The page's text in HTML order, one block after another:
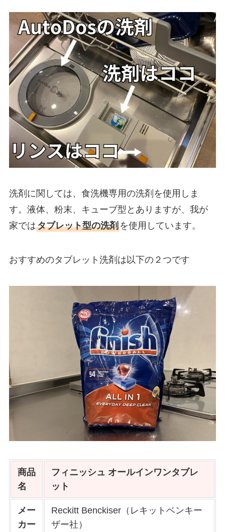
洗剤に関しては、食洗機専用の洗剤を使用しま
す。液体、粉末、キューブ型とありますが、我が
家ではタブレット型の洗剤を使用しています。
おすすめのタブレット洗剤は以下の２つです
商品
名
フィニッシュ オールインワンタブレ
ット
メー
カー
Reckitt Benckiser（レキットベンキー
ザー社）